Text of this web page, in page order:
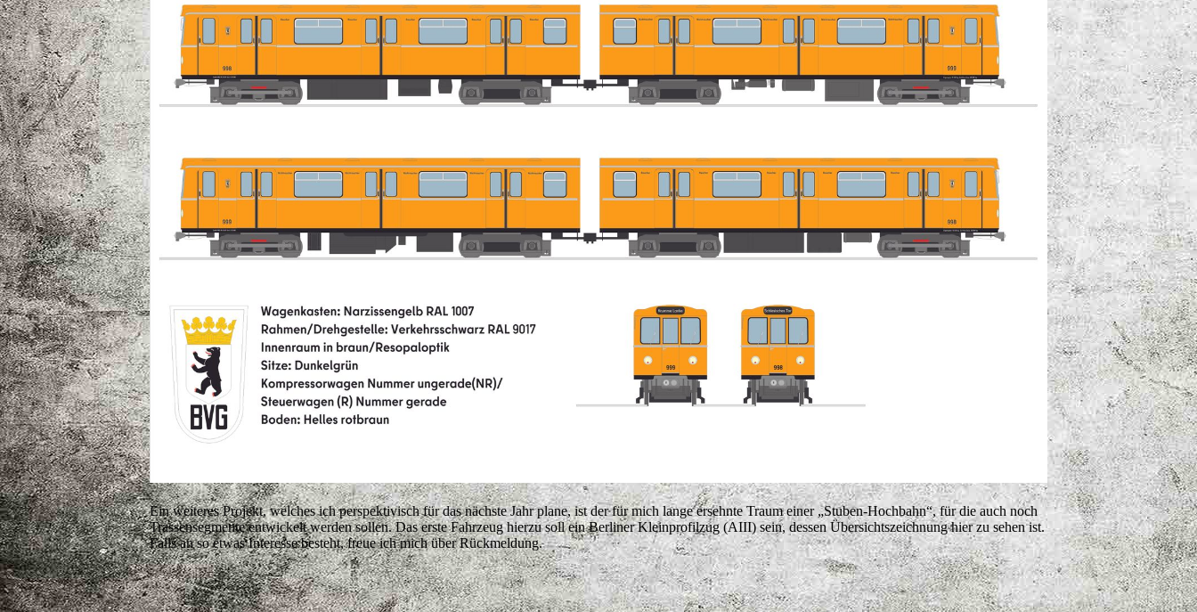
Ein weiteres Projekt, welches ich perspektivisch für das nächste Jahr plane, ist der für mich lange ersehnte Traum einer „Stuben-Hochbahn“, für die auch noch
Trassensegmente entwickelt werden sollen. Das erste Fahrzeug hierzu soll ein Berliner Kleinprofilzug (AIII) sein, dessen Übersichtszeichnung hier zu sehen ist.
Falls an so etwas Interesse besteht, freue ich mich über Rückmeldung.